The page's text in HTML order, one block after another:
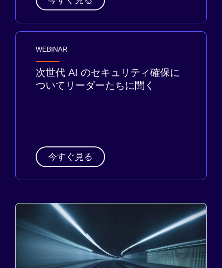
WEBINAR
次世代 AI のセキュリティ確保に
ついてリーダーたちに聞く
今すぐ見る